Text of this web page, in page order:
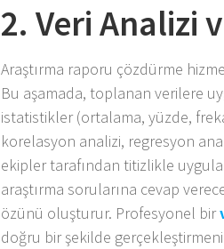
2. Veri Analizi
Araştırma raporu çözdürme
Bu aşamada, toplanan verilere
istatistikler (ortalama, yüzde,
korelasyon analizi, regresyon
ekipler tarafından titizlikle
araştırma sorularına cevap
özünü oluşturur. Profesyonel bir
doğru bir şekilde